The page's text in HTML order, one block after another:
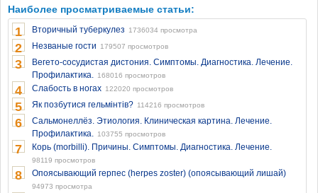
Наиболее просматриваемые статьи:
1 Вторичный туберкулез 1736034 просмотра
2 Незваные гости 179507 просмотров
3
Вегето-сосудистая дистония. Симптомы. Диагностика. Лечение.
Профилактика. 168016 просмотров
4 Слабость в ногах 122020 просмотров
5 Як позбутися гельмінтів? 114216 просмотров
6
Сальмонеллёз. Этиология. Клиническая картина. Лечение.
Профилактика. 103755 просмотров
7 Корь (morbilli). Причины. Симптомы. Диагностика. Лечение.
98119 просмотров
8 Опоясывающий герпес (herpes zoster) (опоясывающий лишай)
94973 просмотра